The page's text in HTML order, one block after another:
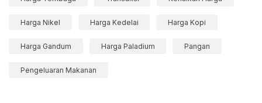
Harga Nikel Harga Kedelai Harga Kopi
Harga Gandum Harga Paladium Pangan
Pengeluaran Makanan